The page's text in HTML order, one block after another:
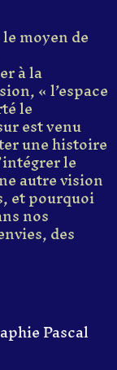
moyen de
à la
« l’espace
le
est venu
une histoire
le
autre vision
et pourquoi
nos
des
Pascal